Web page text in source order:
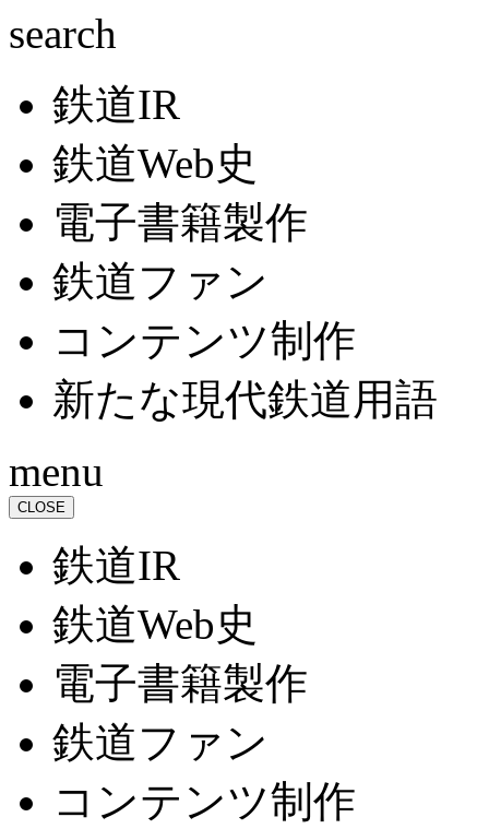
search
鉄道IR
鉄道Web史
電子書籍製作
鉄道ファン
コンテンツ制作
新たな現代鉄道用語
menu
CLOSE
鉄道IR
鉄道Web史
電子書籍製作
鉄道ファン
コンテンツ制作